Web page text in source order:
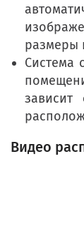
размеры
Система
Видео